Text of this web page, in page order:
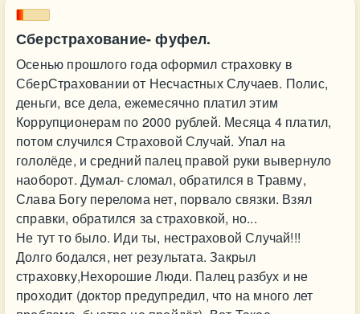
Сберстрахование- фуфел.
Осенью прошлого года оформил страховку в
СберСтраховании от Несчастных Случаев. Полис,
деньги, все дела, ежемесячно платил этим
Коррупционерам по 2000 рублей. Месяца 4 платил,
потом случился Страховой Случай. Упал на
гололёде, и средний палец правой руки вывернуло
наоборот. Думал- сломал, обратился в Травму,
Слава Богу перелома нет, порвало связки. Взял
справки, обратился за страховкой, но...
Не тут то было. Иди ты, нестраховой Случай!!!
Долго бодался, нет результата. Закрыл
страховку,Нехорошие Люди. Палец разбух и не
проходит (доктор предупредил, что на много лет